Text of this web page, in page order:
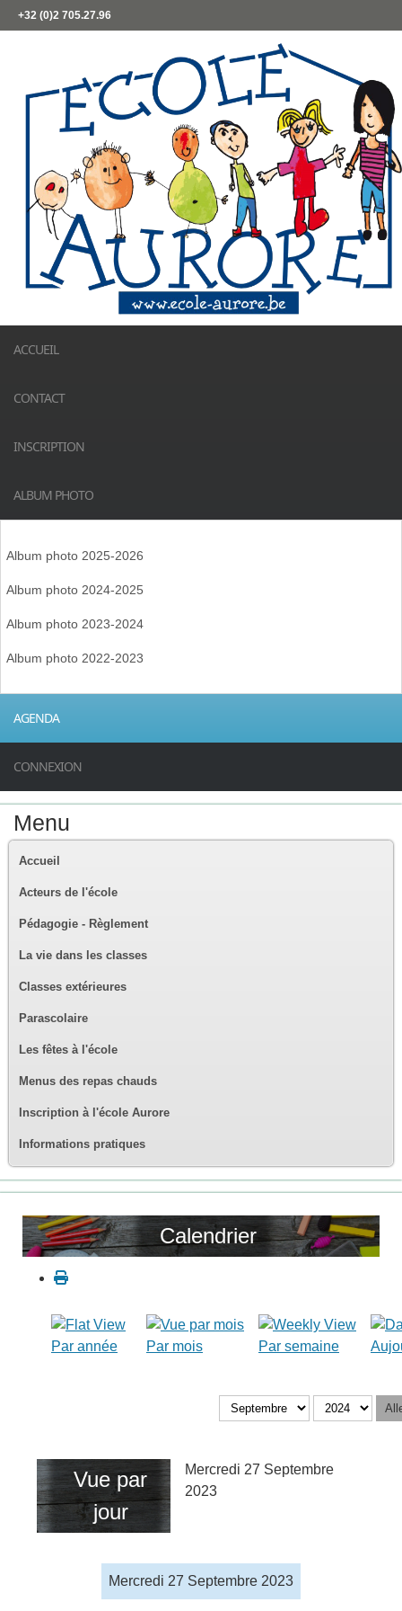
+32 (0)2 705.27.96
ACCUEIL
CONTACT
INSCRIPTION
ALBUM PHOTO
Album photo 2025-2026
Album photo 2024-2025
Album photo 2023-2024
Album photo 2022-2023
AGENDA
CONNEXION
Menu
Accueil
Acteurs de l'école
Pédagogie - Règlement
La vie dans les classes
Classes extérieures
Parascolaire
Les fêtes à l'école
Menus des repas chauds
Inscription à l'école Aurore
Informations pratiques
Calendrier
Par année Par mois Par semaine
Vue par
jour
Mercredi 27 Septembre
2023
Mercredi 27 Septembre 2023